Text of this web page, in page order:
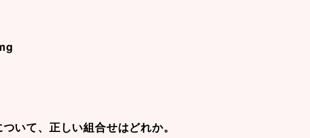
いて、正しい組合せはどれか。